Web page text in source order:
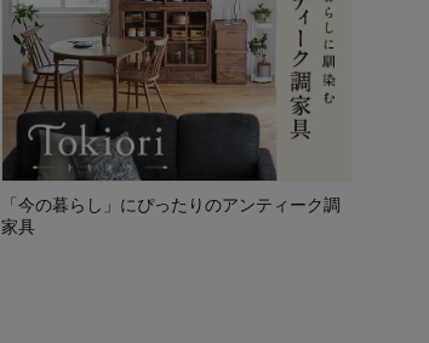
「今の暮らし」にぴったりのアンティーク調
家具